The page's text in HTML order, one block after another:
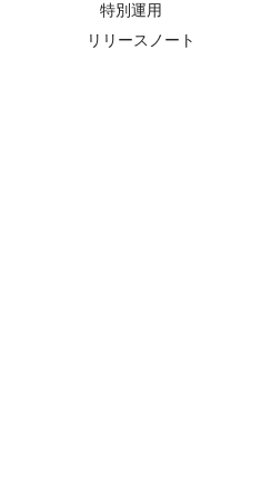
特別運用
PoC実施ガイドライン
リリースノート